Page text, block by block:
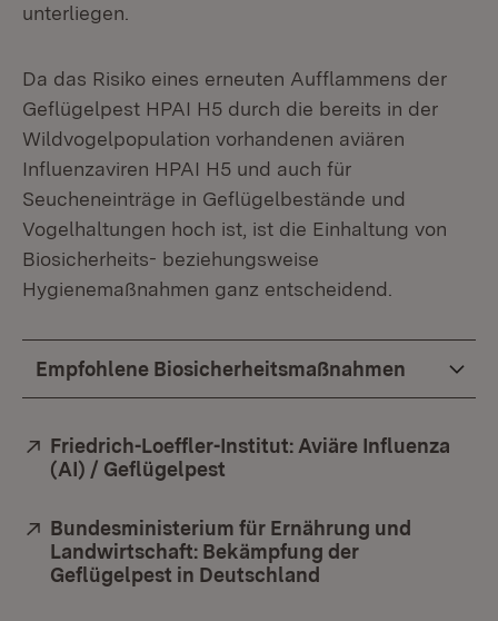
unterliegen.
Da das Risiko eines erneuten Aufflammens der
Geflügelpest HPAI H5 durch die bereits in der
Wildvogelpopulation vorhandenen aviären
Influenzaviren HPAI H5 und auch für
Seucheneinträge in Geflügelbestände und
Vogelhaltungen hoch ist, ist die Einhaltung von
Biosicherheits- beziehungsweise
Hygienemaßnahmen ganz entscheidend.
Empfohlene Biosicherheitsmaßnahmen
Extern:
Friedrich-Loeffler-Institut: Aviäre Influenza
(AI) / Geflügelpest
Extern:
Bundesministerium für Ernährung und
Landwirtschaft: Bekämpfung der
Geflügelpest in Deutschland